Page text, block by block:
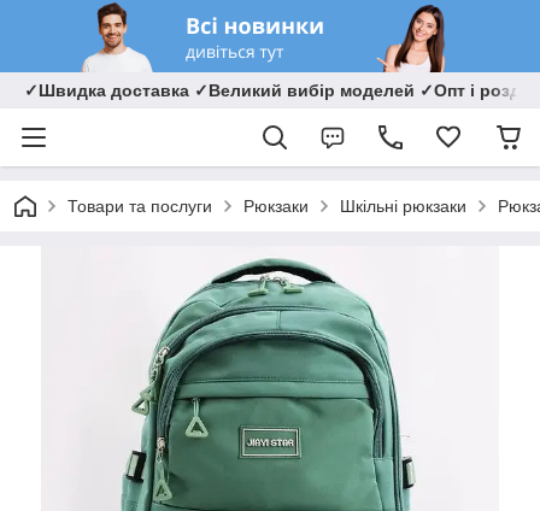
✓Швидка доставка ✓Великий вибір моделей ✓Опт і
Товари та послуги Рюкзаки Шкільні рюкзаки